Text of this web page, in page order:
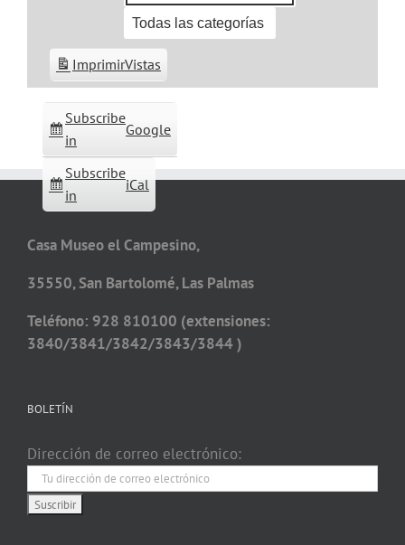
Todas las categorías
Subscribe
in
Google
Subscribe
in
iCal
ImprimirVistas
Casa Museo el Campesino,
35550, San Bartolomé, Las Palmas
Teléfono: 928 810100 (extensiones:
3840/3841/3842/3843/3844 )
BOLETÍN
Dirección de correo electrónico: